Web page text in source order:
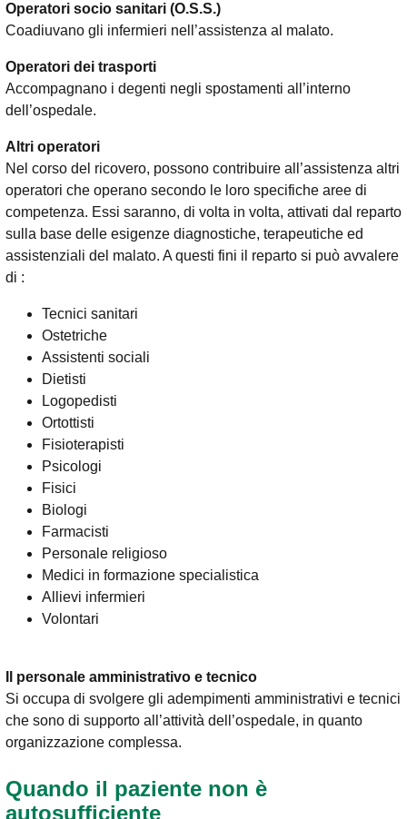
Operatori socio sanitari (O.S.S.)
Coadiuvano gli infermieri nell’assistenza al malato.
Operatori dei trasporti
Accompagnano i degenti negli spostamenti all’interno
dell’ospedale.
Altri operatori
Nel corso del ricovero, possono contribuire all’assistenza altri
operatori che operano secondo le loro specifiche aree di
competenza. Essi saranno, di volta in volta, attivati dal reparto
sulla base delle esigenze diagnostiche, terapeutiche ed
assistenziali del malato. A questi fini il reparto si può avvalere
di :
Tecnici sanitari
Ostetriche
Assistenti sociali
Dietisti
Logopedisti
Ortottisti
Fisioterapisti
Psicologi
Fisici
Biologi
Farmacisti
Personale religioso
Medici in formazione specialistica
Allievi infermieri
Volontari
Il personale amministrativo e tecnico
Si occupa di svolgere gli adempimenti amministrativi e tecnici
che sono di supporto all’attività dell’ospedale, in quanto
organizzazione complessa.
Quando il paziente non è
autosufficiente